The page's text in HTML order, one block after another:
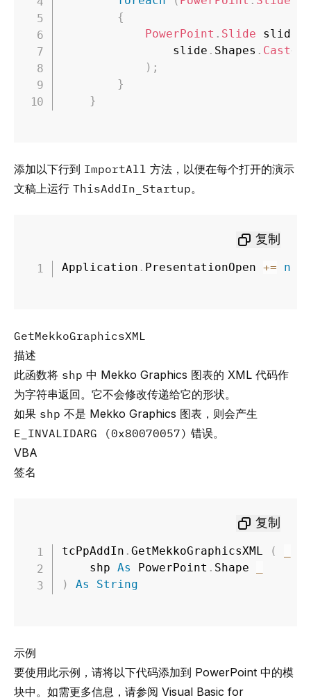
{
PowerPoint . Slide
                slide
. Shapes . Cast
) ;
}
}
添加以下行到 ImportAll 方法，以便在每个打开的演示
文稿上运行 ThisAddIn_Startup。
复制
Application . PresentationOpen += new
GetMekkoGraphicsXML
描述
此函数将 shp 中 Mekko Graphics 图表的 XML 代码作
为字符串返回。它不会修改传递给它的形状。
如果 shp 不是 Mekko Graphics 图表，则会产生
E_INVALIDARG (0x80070057) 错误。
VBA
签名
复制
tcPpAddIn . GetMekkoGraphicsXML (
    shp
As PowerPoint . Shape
)
As String
示例
要使用此示例，请将以下代码添加到 PowerPoint 中的模
块中。如需更多信息，请参阅 Visual Basic for